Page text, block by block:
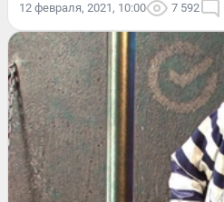
12 февраля, 2021, 10:00 7 592